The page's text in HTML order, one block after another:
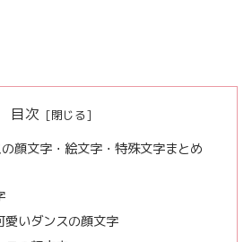
目次
顔文字・絵文字・特殊文字まとめ
愛いダンスの顔文字